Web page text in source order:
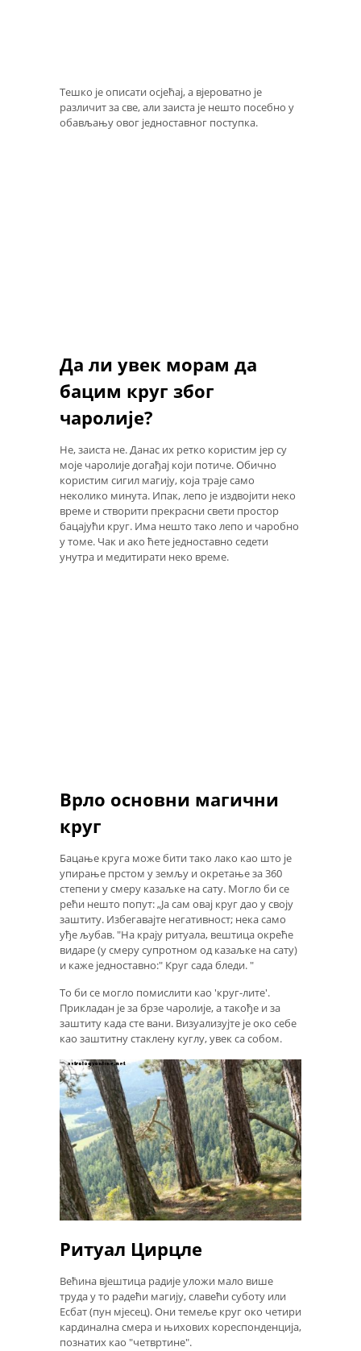
Тешко је описати осјећај, а вјероватно је
различит за све, али заиста је нешто посебно у
обављању овог једноставног поступка.
Да ли увек морам да
бацим круг због
чаролије?
Не, заиста не. Данас их ретко користим јер су
моје чаролије догађај који потиче. Обично
користим сигил магију, која траје само
неколико минута. Ипак, лепо је издвојити неко
време и створити прекрасни свети простор
бацајући круг. Има нешто тако лепо и чаробно
у томе. Чак и ако ћете једноставно седети
унутра и медитирати неко време.
Врло основни магични
круг
Бацање круга може бити тако лако као што је
упирање прстом у земљу и окретање за 360
степени у смеру казаљке на сату. Могло би се
рећи нешто попут: „Ја сам овај круг дао у своју
заштиту. Избегавајте негативност; нека само
уђе љубав. "На крају ритуала, вештица окреће
видаре (у смеру супротном од казаљке на сату)
и каже једноставно:" Круг сада бледи. "
То би се могло помислити као 'круг-лите'.
Прикладан је за брзе чаролије, а такође и за
заштиту када сте вани. Визуализујте је око себе
као заштитну стаклену куглу, увек са собом.
Ритуал Цирцле
Већина вјештица радије уложи мало више
труда у то радећи магију, славећи суботу или
Есбат (пун мјесец). Они темеље круг око четири
кардинална смера и њихових кореспонденција,
познатих као "четвртине".